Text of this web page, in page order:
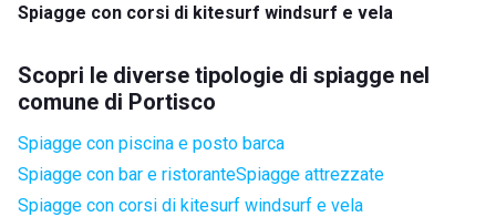
Spiagge con corsi di kitesurf windsurf e vela
Scopri le diverse tipologie di spiagge nel
comune di Portisco
Spiagge con piscina e posto barca
Spiagge con bar e ristoranteSpiagge attrezzate
Spiagge con corsi di kitesurf windsurf e vela